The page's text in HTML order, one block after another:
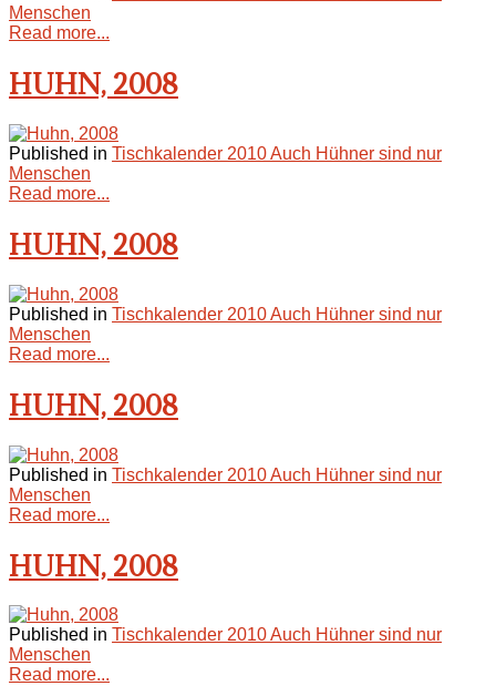
Menschen
Read more...
HUHN, 2008
Published in Tischkalender 2010 Auch Hühner sind nur
Menschen
Read more...
HUHN, 2008
Published in Tischkalender 2010 Auch Hühner sind nur
Menschen
Read more...
HUHN, 2008
Published in Tischkalender 2010 Auch Hühner sind nur
Menschen
Read more...
HUHN, 2008
Published in Tischkalender 2010 Auch Hühner sind nur
Menschen
Read more...